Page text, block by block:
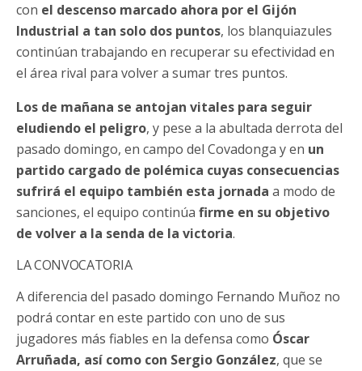
con el descenso marcado ahora por el Gijón
Industrial a tan solo dos puntos, los blanquiazules
continúan trabajando en recuperar su efectividad en
el área rival para volver a sumar tres puntos.
Los de mañana se antojan vitales para seguir
eludiendo el peligro, y pese a la abultada derrota del
pasado domingo, en campo del Covadonga y en un
partido cargado de polémica cuyas consecuencias
sufrirá el equipo también esta jornada a modo de
sanciones, el equipo continúa firme en su objetivo
de volver a la senda de la victoria.
LA CONVOCATORIA
A diferencia del pasado domingo Fernando Muñoz no
podrá contar en este partido con uno de sus
jugadores más fiables en la defensa como Óscar
Arruñada, así como con Sergio González, que se